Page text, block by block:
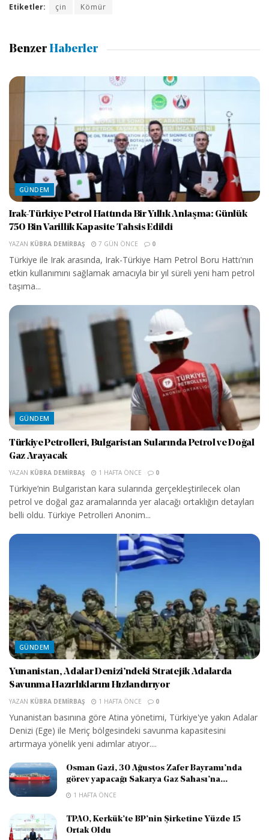
Etiketler: çin Kömür
Benzer Haberler
GÜNDEM
Irak-Türkiye Petrol Hattında Bir Yıllık Anlaşma: Günlük
750 Bin Varillik Kapasite Tahsis Edildi
YAZAN KÜBRA DEMIRBAŞ 7 GÜN ÖNCE 0
Türkiye ile Irak arasında, Irak-Türkiye Ham Petrol Boru Hattı'nın
etkin kullanımını sağlamak amacıyla bir yıl süreli yeni ham petrol
taşıma...
GÜNDEM
Türkiye Petrolleri, Bulgaristan Sularında Petrol ve Doğal
Gaz Arayacak
YAZAN KÜBRA DEMIRBAŞ 1 HAFTA ÖNCE 0
Türkiye’nin Bulgaristan kara sularında gerçekleştirilecek olan
petrol ve doğal gaz aramalarında yer alacağı ortaklığın detayları
belli oldu. Türkiye Petrolleri Anonim...
GÜNDEM
Yunanistan, Adalar Denizi’ndeki Stratejik Adalarda
Savunma Hazırlıklarını Hızlandırıyor
YAZAN KÜBRA DEMIRBAŞ 1 HAFTA ÖNCE 0
Yunanistan basınına göre Atina yönetimi, Türkiye'ye yakın Adalar
Denizi (Ege) ile Meriç bölgesindeki savunma kapasitesini
artırmaya yönelik yeni adımlar atıyor....
Osman Gazi, 30 Ağustos Zafer Bayramı’nda
görev yapacağı Sakarya Gaz Sahası’na...
1 HAFTA ÖNCE
TPAO, Kerkük’te BP’nin Şirketine Yüzde 15
Ortak Oldu